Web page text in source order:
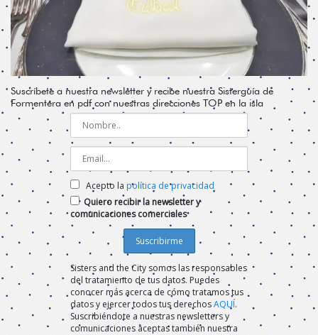
Suscríbete a nuestra newsletter y recibe nuestra Sisterguía de
Formentera en pdf con nuestras direcciones TOP en la isla
Acepto la política de privacidad
Quiero recibir la newsletter y
comunicaciones comerciales
Sisters and the City somos las responsables
del tratamiento de tus datos. Puedes
conocer más acerca de cómo tratamos tus
datos y ejercer todos tus derechosAQUÍ.
Suscribiéndote a nuestras newsletters y
comunicaciones aceptas también nuestra